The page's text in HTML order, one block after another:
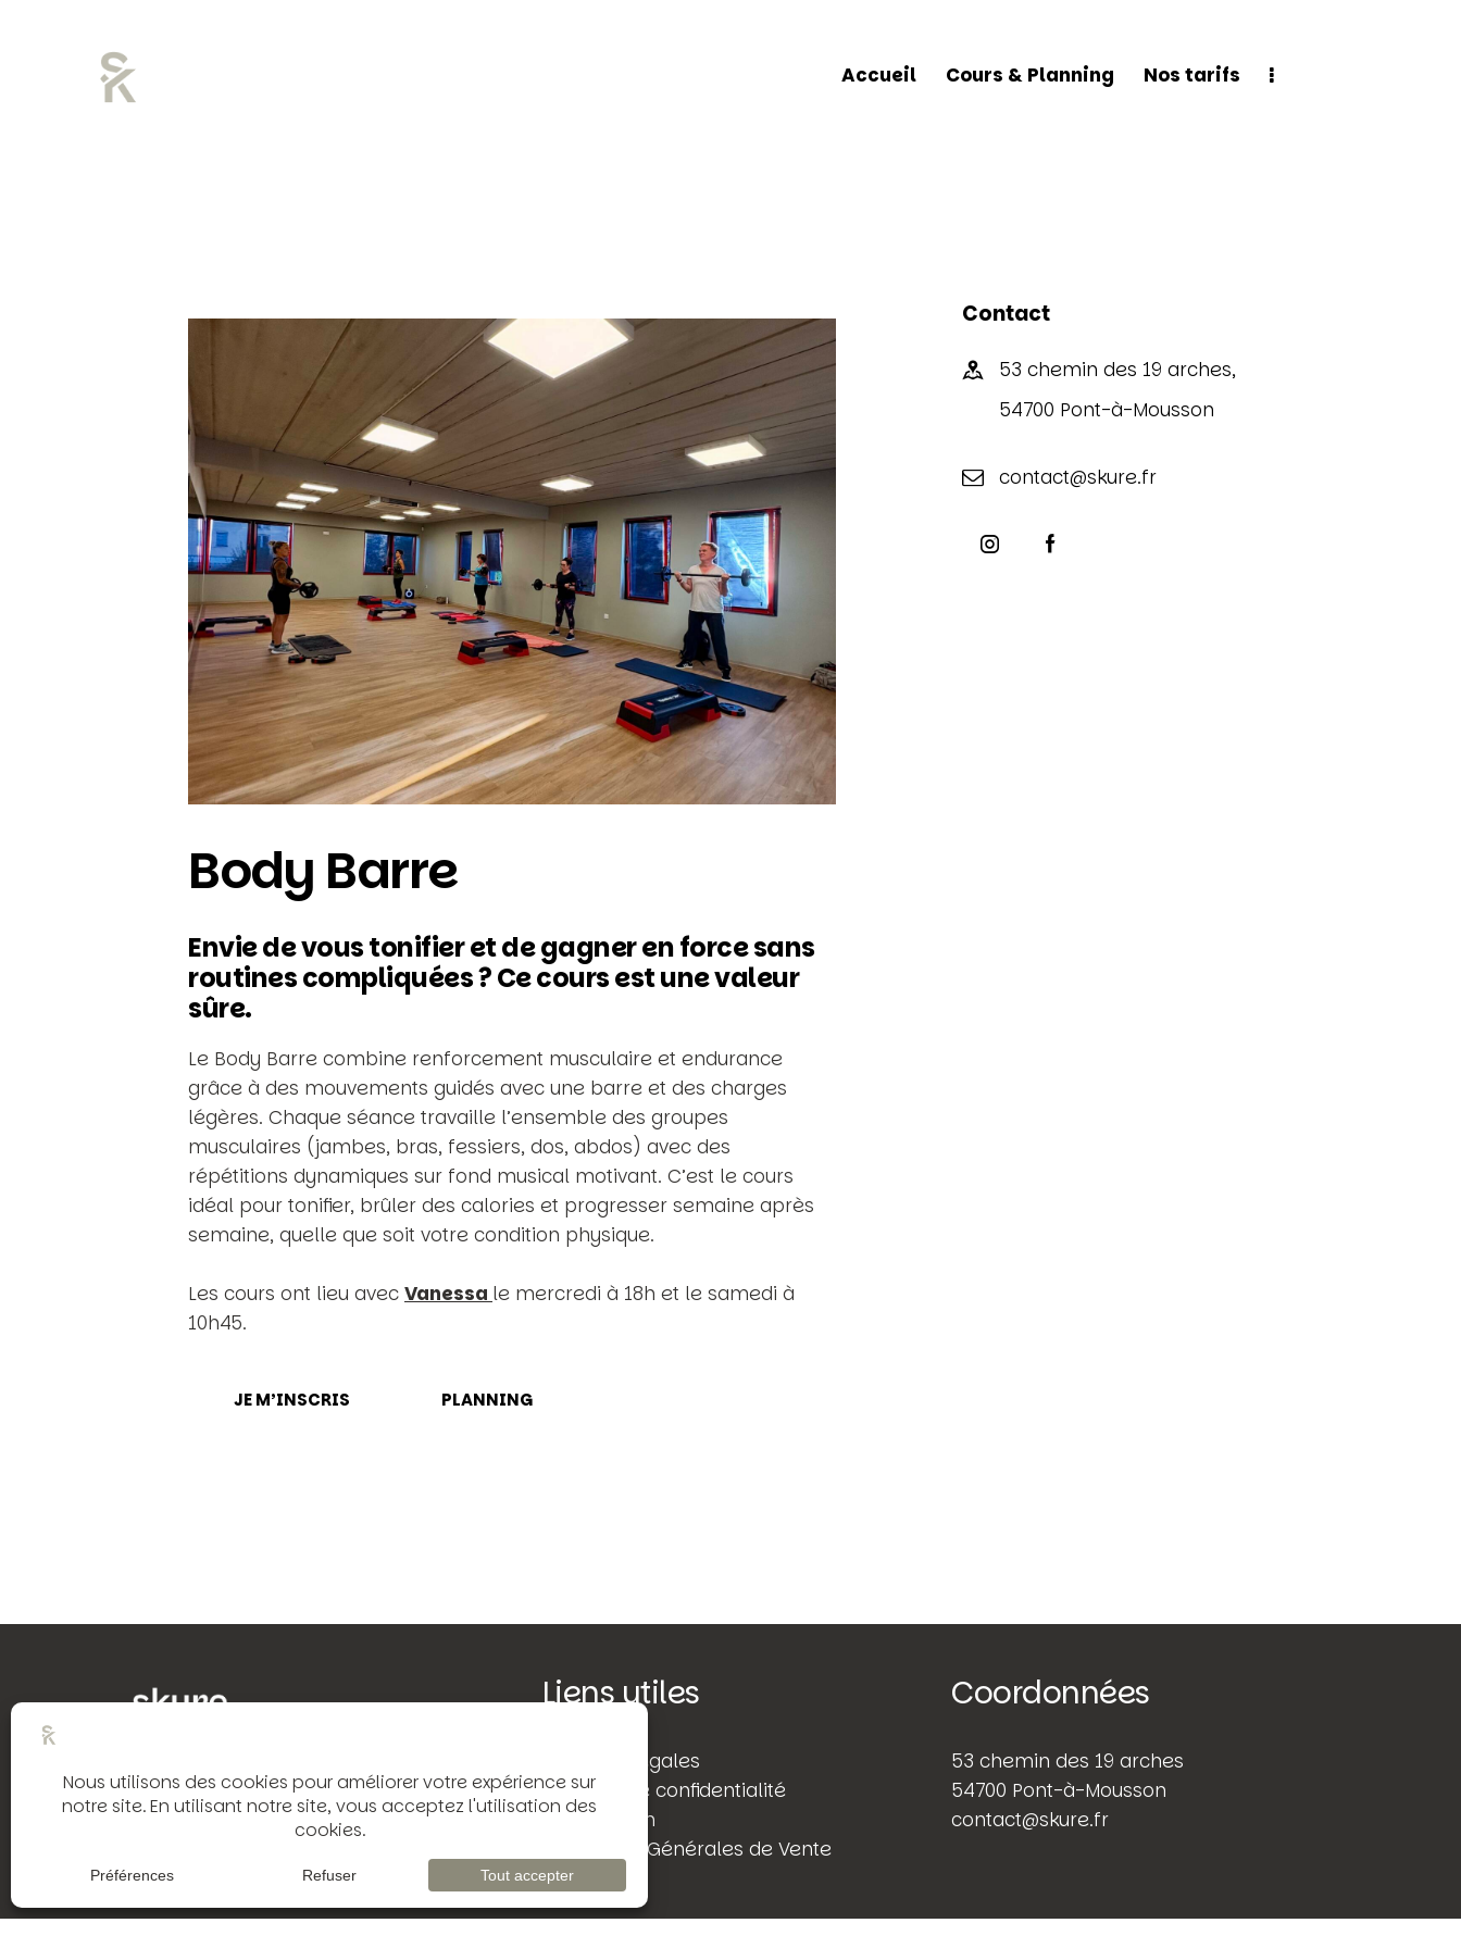
Accueil Cours & Planning Nos tarifs
Body Barre
Envie de vous tonifier et de gagner en force sans
routines compliquées ? Ce cours est une valeur
sûre.
Le Body Barre combine renforcement musculaire et endurance
grâce à des mouvements guidés avec une barre et des charges
légères. Chaque séance travaille l’ensemble des groupes
musculaires (jambes, bras, fessiers, dos, abdos) avec des
répétitions dynamiques sur fond musical motivant. C’est le cours
idéal pour tonifier, brûler des calories et progresser semaine après
semaine, quelle que soit votre condition physique.
Les cours ont lieu avec Vanessa le mercredi à 18h et le samedi à
10h45.
JE M’INSCRIS PLANNING
Contact
53 chemin des 19 arches,
54700 Pont-à-Mousson
contact@skure.fr
Liens utiles
Mentions légales
Politique de confidentialité
Rétractation
Conditions Générales de Vente
Coordonnées
53 chemin des 19 arches
54700 Pont-à-Mousson
contact@skure.fr